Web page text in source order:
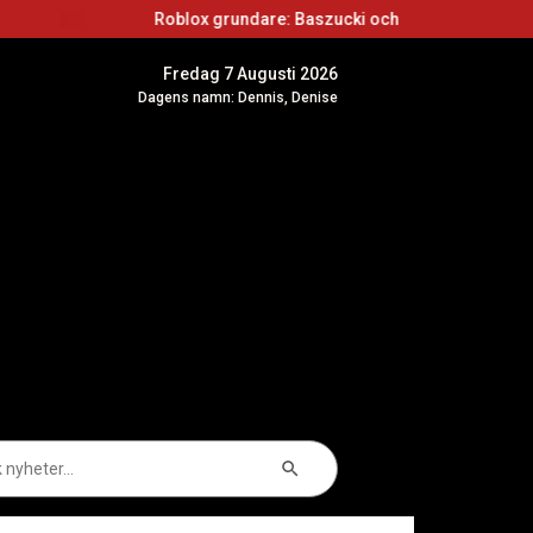
Roblox grundare: Baszucki och Cassel
Fredag 7 Augusti 2026
Dagens namn: Dennis, Denise
Sökknapp